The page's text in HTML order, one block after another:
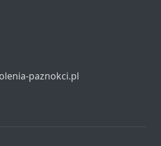
paznokci.pl